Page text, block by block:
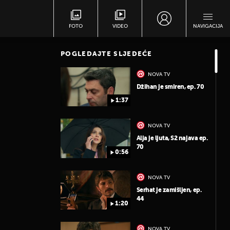
FOTO VIDEO NAVIGACIJA
POGLEDAJTE SLJEDEĆE
1:37
NOVA TV
Džihan je smiren, ep. 70
0:56
NOVA TV
Alja je ljuta, S2 najava ep.
70
1:20
NOVA TV
Serhat je zamišljen, ep.
44